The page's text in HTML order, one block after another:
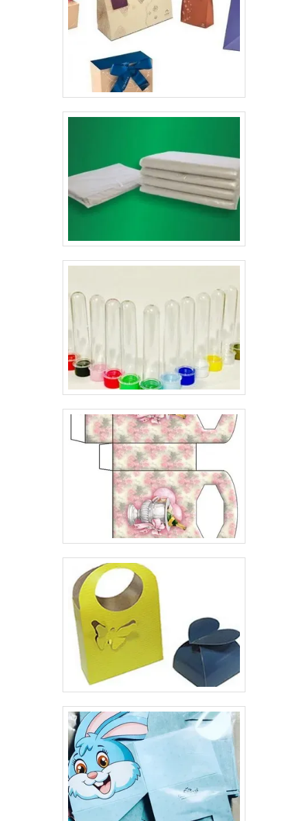
personalizadas é a sua função de “divulgação
ambulante”, pois ela possibilita divulgar o seu telefone,
site e outros contatos da sua empresa na caixa. Além
disso, as embalagens são produzidas de acordo com
as exigências do cliente, sem afetar o preço da caixa
box para lanches delivery.As caixas personalizadas de
delivery oferecem uma série de benefícios para seus
aparência sem causar danos durante o transporte;Entre
outras muitas vantagens.Conheça a Lyons ArtesA
Gráfica Lyons é um fabricante de caixa para delivery
especializado, oferecendo embalagens, folders e
público, oferecendo alta credibilidade para os seus
produtos..